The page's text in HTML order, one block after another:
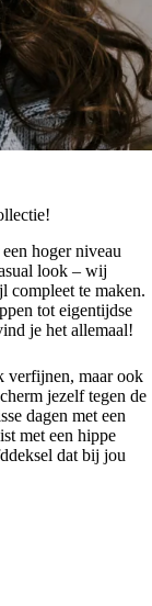
hoger niveau
look – wij
compleet te maken.
tot eigentijdse
je het allemaal!
verfijnen, maar ook
jezelf tegen de
dagen met een
met een hippe
dat bij jou